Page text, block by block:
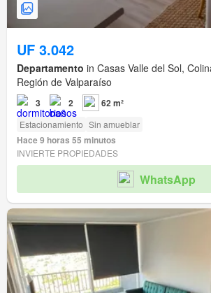
UF 3.042
Departamento in Casas Valle del Sol,
Región de Valparaíso
3 2 62 m²
Estacionamiento Sin amueblar
Hace 9 horas 55 minutos
INVIERTE PROPIEDADES
WhatsApp